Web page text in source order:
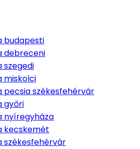
budapesti
debreceni
szegedi
miskolci
pecsia székesfehérvár
győri
nyíregyháza
kecskemét
székesfehérvár